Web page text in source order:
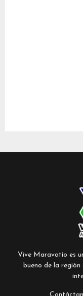
Vive Maravatío es
bueno de la